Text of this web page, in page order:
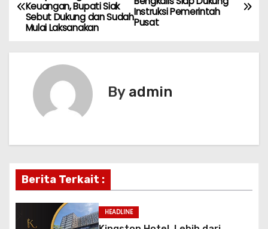
o
v
i
g
Instruksi Pemerintah
Pusat
Keuangan, Bupati Siak
Sebut Dukung dan Sudah
Mulai Laksanakan
By admin
Berita Terkait :
HEADLINE